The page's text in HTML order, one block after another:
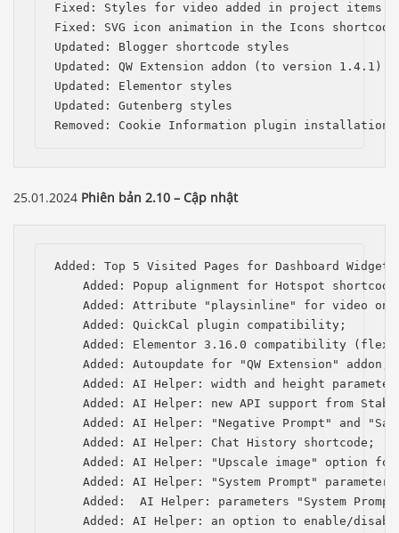
Fixed: Styles for video added in project items
Fixed: SVG icon animation in the Icons shortcode
Updated: Blogger shortcode styles
Updated: QW Extension addon (to version 1.4.1)
Updated: Elementor styles
Updated: Gutenberg styles
Removed: Cookie Information plugin installation
25.01.2024 Phiên bản 2.10 – Cập nhật
Added: Top 5 Visited Pages for Dashboard Widget;
Added: Popup alignment for Hotspot
Added: Attribute "playsinline" for video on
    Added: QuickCal plugin compatibility;
Added: Elementor 3.16.0 compatibility
    Added: Autoupdate for "QW Extension" addon;
Added: AI Helper: width and height
Added: AI Helper: new API support from
Added: AI Helper: "Negative Prompt" and
    Added: AI Helper: Chat History shortcode;
Added: AI Helper: "Upscale image" option
Added: AI Helper: "System Prompt" parameter
Added:  AI Helper: рarameters "System
Added: AI Helper: an option to enable/